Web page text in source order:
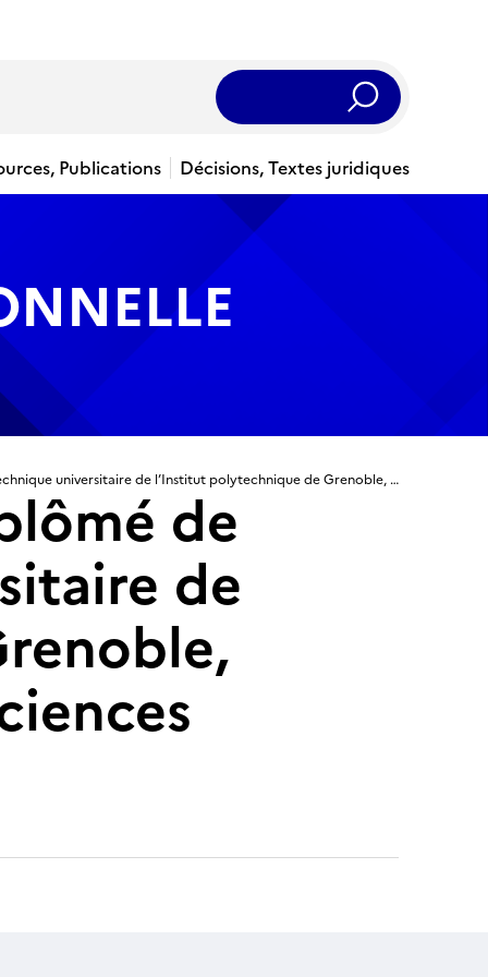
Rechercher
Publications
Décisions, Textes juridiques
Titre ingénieur - Ingénieur diplômé de l’Ecole polytechnique universitaire de l’Institut polytechnique de Grenoble, spécialité Génie civil et géosciences
de
de